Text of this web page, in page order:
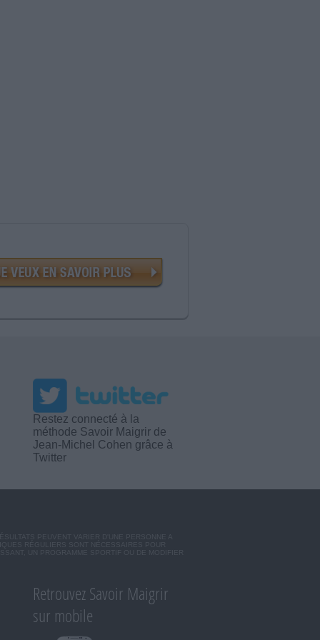
Restez connecté à la
méthode Savoir Maigrir de
Jean-Michel Cohen grâce à
Twitter
PEUVENT VARIER D'UNE PERSONNE A
RÉGULIERS SONT NÉCESSAIRES POUR
UN PROGRAMME SPORTIF OU DE MODIFIER
Retrouvez Savoir Maigrir
sur mobile